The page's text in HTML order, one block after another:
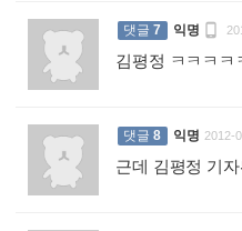
댓글 7 익명 
김평정 ㅋㅋㅋㅋ
댓글 8 익명 2012-
근데 김평정 기